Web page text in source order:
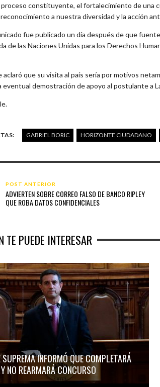
constituyente, el fortalecimiento de una
a nuestra diversidad y la acción
fue publicado un día después de que
de las Naciones Unidas para los Derechos
aclaró que su visita al país sería por motivos
eventual demostración de apoyo al postulante a
GABRIEL BORIC HORIZONTE CIUDADANO
POST ANTERIOR
ADVIERTEN SOBRE CORREO FALSO DE BANCO RIPLEY
QUE ROBA DATOS CONFIDENCIALES
TE PUEDE INTERESAR
SUPREMA INFORMÓ QUE COMPLETARÁ
NO REARMARÁ CONCURSO